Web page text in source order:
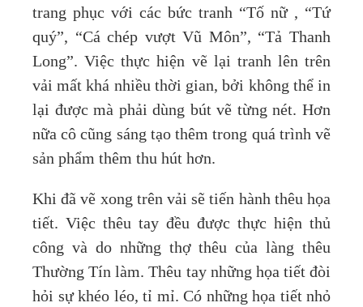
trang phục với các bức tranh “Tố nữ , “Tứ
quý”, “Cá chép vượt Vũ Môn”, “Tả Thanh
Long”. Việc thực hiện vẽ lại tranh lên trên
vải mất khá nhiều thời gian, bởi không thể in
lại được mà phải dùng bút vẽ từng nét. Hơn
nữa cô cũng sáng tạo thêm trong quá trình vẽ
sản phẩm thêm thu hút hơn.
Khi đã vẽ xong trên vải sẽ tiến hành thêu họa
tiết. Việc thêu tay đều được thực hiện thủ
công và do những thợ thêu của làng thêu
Thường Tín làm. Thêu tay những họa tiết đòi
hỏi sự khéo léo, tỉ mỉ. Có những họa tiết nhỏ